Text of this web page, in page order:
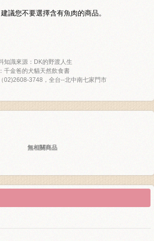
議您不要選擇含有魚肉的商品。
知識來源：DK的野渡人生
千金爸的犬貓天然飲食書
02)2608-3748，全台--北中南七家門市
無相關商品